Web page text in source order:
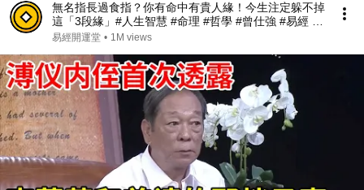
無名指長過食指？你有命中有貴人緣！今生注定躲不掉
這「3段緣」#人生智慧 #命理 #哲學 #曾仕強 #易經 #
正能量#人生智慧 #命理 #哲學 #曾仕強 #易經 #正能量
易經開運堂 • 1M views